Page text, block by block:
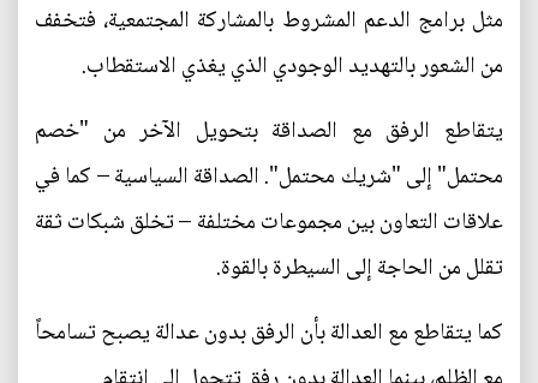
مثل برامج الدعم المشروط بالمشاركة المجتمعية، فتخفف
من الشعور بالتهديد الوجودي الذي يغذي الاستقطاب.
يتقاطع الرفق مع الصداقة بتحويل الآخر من "خصم
محتمل" إلى "شريك محتمل". الصداقة السياسية – كما في
علاقات التعاون بين مجموعات مختلفة – تخلق شبكات ثقة
تقلل من الحاجة إلى السيطرة بالقوة.
كما يتقاطع مع العدالة بأن الرفق بدون عدالة يصبح تسامحاً